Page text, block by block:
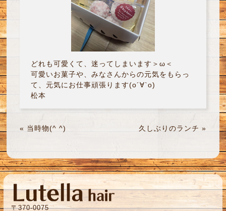
どれも可愛くて、迷ってしまいます＞ω＜
可愛いお菓子や、みなさんからの元気をもらっ
て、元気にお仕事頑張ります(о´∀`о)
松本
« 当時物(^ ^) 久しぶりのランチ »
〒370-0075